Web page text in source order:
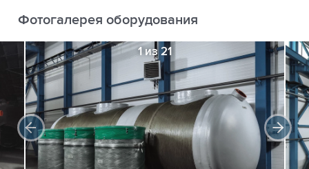
Фотогалерея оборудования
1 из 21